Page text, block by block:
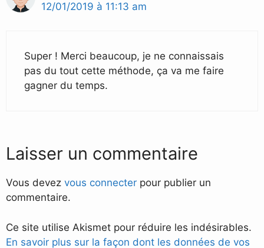
12/01/2019 à 11:13 am
Super ! Merci beaucoup, je ne connaissais
pas du tout cette méthode, ça va me faire
gagner du temps.
Laisser un commentaire
Vous devez vous connecter pour publier un
commentaire.
Ce site utilise Akismet pour réduire les indésirables.
En savoir plus sur la façon dont les données de vos